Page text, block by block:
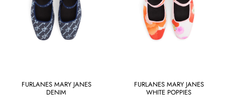
FURLANES MARY JANES
DENIM
FURLANES MARY JANES
WHITE POPPIES